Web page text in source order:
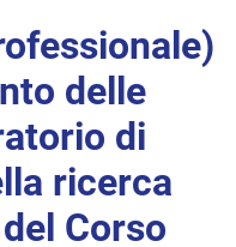
delle
di
ricerca
Corso